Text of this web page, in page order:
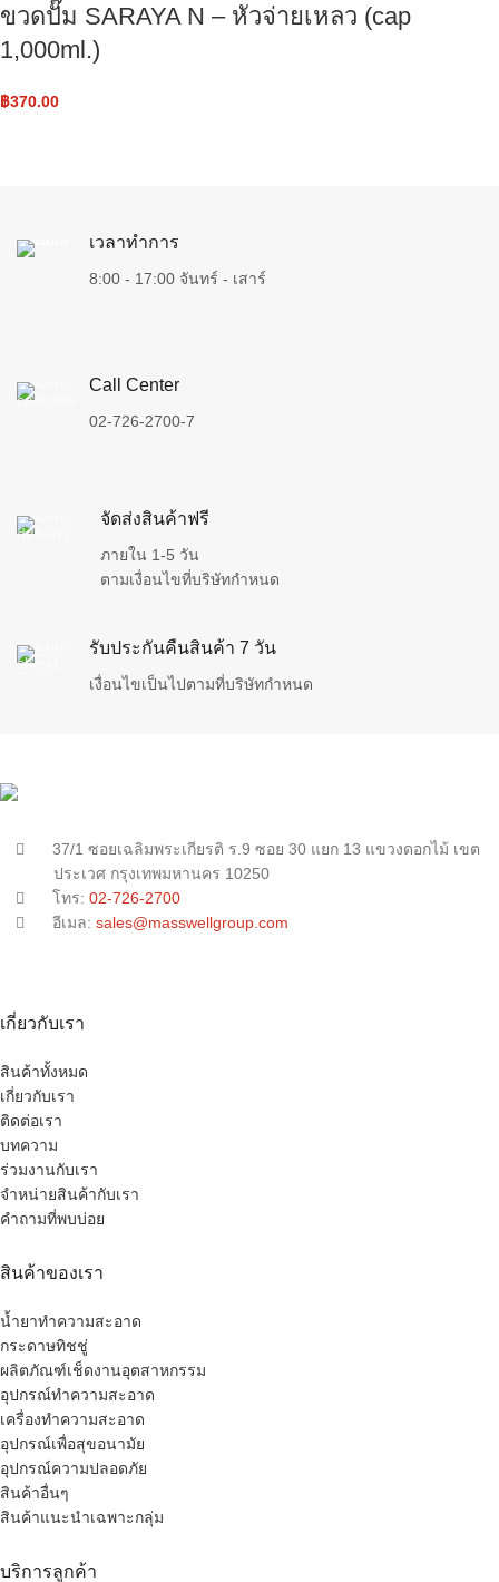
ขวดปั๊ม SARAYA N – หัวจ่ายเหลว ​(cap
1,000ml.)
฿370.00
เวลาทำการ
8:00 - 17:00 จันทร์ - เสาร์
Call Center
02-726-2700-7
จัดส่งสินค้าฟรี
ภายใน 1-5 วัน
ตามเงื่อนไขที่บริษัทกำหนด
รับประกันคืนสินค้า 7 วัน
เงื่อนไขเป็นไปตามที่บริษัทกำหนด
37/1 ซอยเฉลิมพระเกียรติ ร.9 ซอย 30 แยก 13 แขวงดอกไม้ เขต
ประเวศ กรุงเทพมหานคร 10250
โทร: 02-726-2700
อีเมล: sales@masswellgroup.com
เกี่ยวกับเรา
สินค้าทั้งหมด
เกี่ยวกับเรา
ติดต่อเรา
บทความ
ร่วมงานกับเรา
จำหน่ายสินค้ากับเรา
คำถามที่พบบ่อย
สินค้าของเรา
น้ำยาทำความสะอาด
กระดาษทิชชู่
ผลิตภัณฑ์เช็ดงานอุตสาหกรรม
อุปกรณ์ทำความสะอาด
เครื่องทำความสะอาด
อุปกรณ์เพื่อสุขอนามัย
อุปกรณ์ความปลอดภัย
สินค้าอื่นๆ
สินค้าแนะนำเฉพาะกลุ่ม
บริการลูกค้า